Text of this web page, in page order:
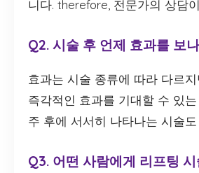
니다. therefore, 전문가의 상담
Q2. 시술 후 언제 효과를 보
효과는 시술 종류에 따라 다르
즉각적인 효과를 기대할 수 있
주 후에 서서히 나타나는 시술
Q3. 어떤 사람에게 리프팅